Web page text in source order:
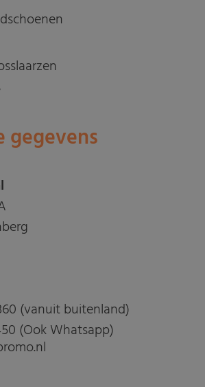
gegevens
(vanuit buitenland)
(Ook Whatsapp)